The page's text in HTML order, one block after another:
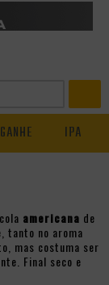
IPA
americana de
tanto no aroma
mas costuma ser
Final seco e